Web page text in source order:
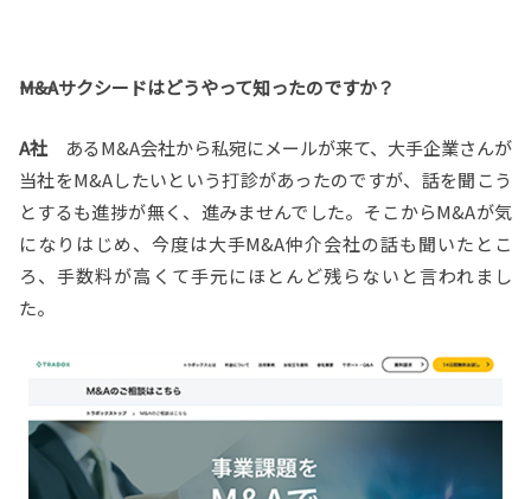
――M&Aサクシードはどうやって知ったのですか？
A社 あるM&A会社から私宛にメールが来て、大手企業さんが
当社をM&Aしたいという打診があったのですが、話を聞こう
とするも進捗が無く、進みませんでした。そこからM&Aが気
になりはじめ、今度は大手M&A仲介会社の話も聞いたとこ
ろ、手数料が高くて手元にほとんど残らないと言われまし
た。